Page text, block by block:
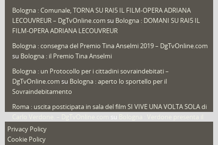
Sport
That's Bologna Magazine(25)
Video (archivio) (263)
Bologna : Comunale, TORNA SU RAI5 IL FILM-OPERA ADRIANA
LECOUVREUR – DgTvOnline.com su Bologna : DOMANI SU RAI5 IL
FILM-OPERA ADRIANA LECOUVREUR
Bologna : consegna del Premio Tina Anselmi 2019 – DgTvOnline.com
su Bologna : il Premio Tina Anselmi
Bologna : un Protocollo per i cittadini sovraindebitati –
DgTvOnline.com su Bologna : aperto lo sportello per il
Sovraindebitamento
Roma : uscita posticipata in sala del film SI VIVE UNA VOLTA SOLA di
su
nuovo film
Privacy Policy
Cookie Policy